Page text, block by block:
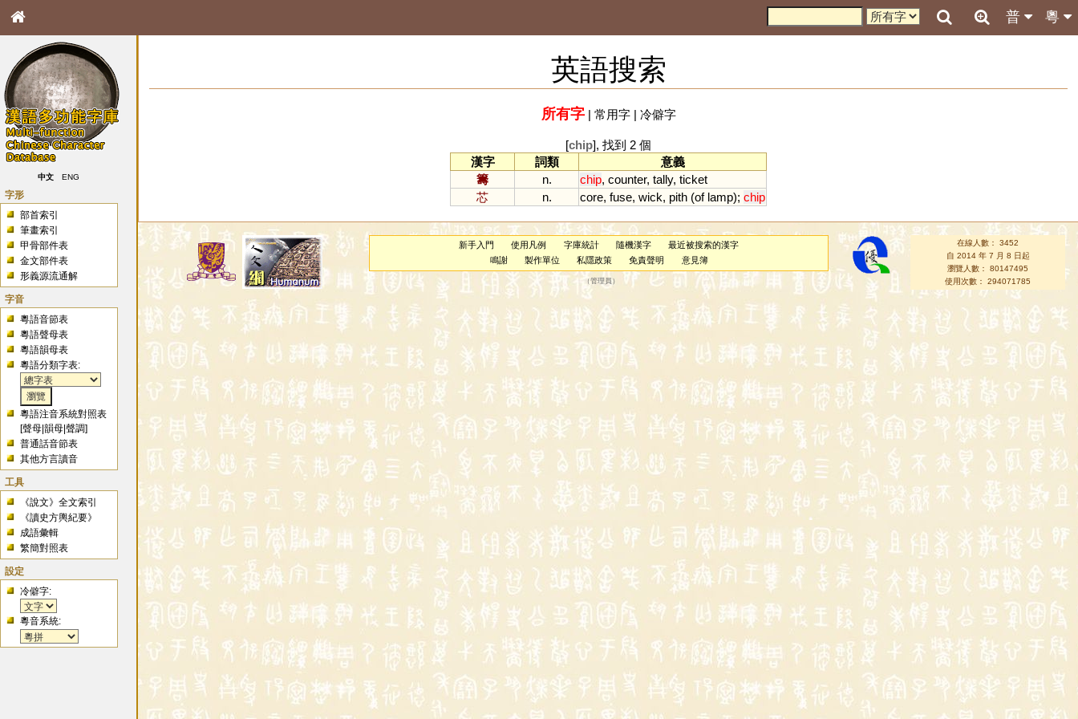
粵
普
中文 ENG
字形
部首索引
筆畫索引
甲骨部件表
金文部件表
形義源流通解
字音
粵語音節表
粵語聲母表
粵語韻母表
粵語分類字表:
粵語注音系統對照表
[聲母 |韻母 |聲調]
普通話音節表
其他方言讀音
工具
《說文》全文索引
《讀史方輿紀要》
成語彙輯
繁簡對照表
設定
冷僻字:
粵音系統:
英語搜索
所有字| 常用字| 冷僻字
[chip], 找到 2 個
漢字
詞類
意義
籌
n. chip, counter, tally, ticket
芯
n. core, fuse, wick, pith (of lamp); chip
新手入門 使用凡例 字庫統計 隨機漢字
最近被搜索的漢字
鳴謝
製作單位 私隱政策 免責聲明 意見簿
（管理員 ）
在線人數： 3452
自 2014 年 7 月 8 日起
瀏覽人數： 80147495
使用次數： 294071785